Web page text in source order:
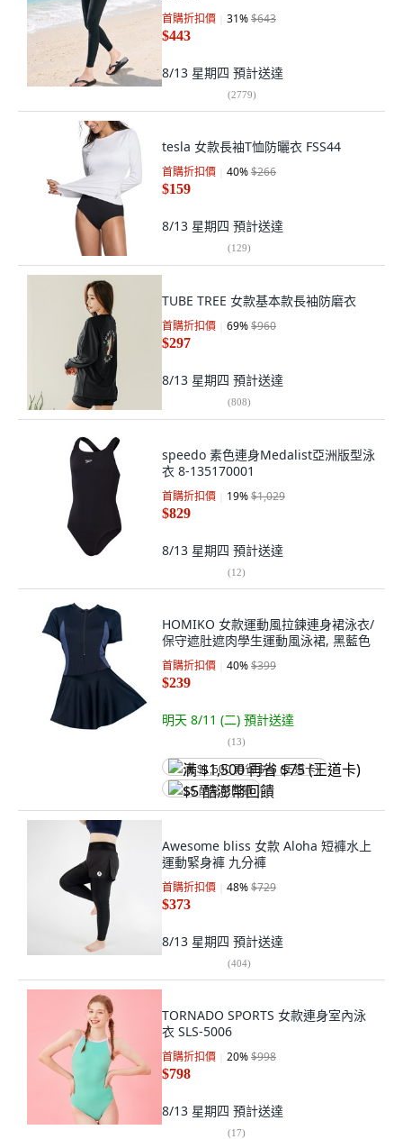
首購折扣價 31%$643
$443
8/13 星期四 預計送達
(2779)
tesla 女款長袖T恤防曬衣 FSS44
首購折扣價 40%$266
$159
8/13 星期四 預計送達
(129)
TUBE TREE 女款基本款長袖防磨衣
首購折扣價 69%$960
$297
8/13 星期四 預計送達
(808)
speedo 素色連身Medalist亞洲版型泳
衣 8-135170001
首購折扣價 19%$1,029
$829
8/13 星期四 預計送達
(12)
HOMIKO 女款運動風拉鍊連身裙泳衣/
保守遮肚遮肉學生運動風泳裙, 黑藍色
首購折扣價 40%$399
$239
明天 8/11 (二) 預計送達
(13)
满 $1,500 再省 $75 (王道卡)
$5 酷澎幣回饋
Awesome bliss 女款 Aloha 短褲水上
運動緊身褲 九分褲
首購折扣價 48%$729
$373
8/13 星期四 預計送達
(404)
TORNADO SPORTS 女款連身室內泳
衣 SLS-5006
首購折扣價 20%$998
$798
8/13 星期四 預計送達
(17)